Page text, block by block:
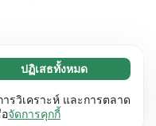
เราใช้งานได้โดย
รนำทางหน้า
ปฏิเสธทั้งหมด
รวิเคราะห์ และการตลาด
จัดการคุกกี้